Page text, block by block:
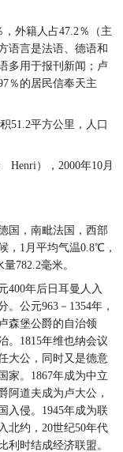
外籍人占47.2％（主
语言是法语、德语和
多用于报刊新闻；卢
％的居民信奉天主
51.2平方公里，人口
），2000年10月
国，南毗法国，西部
，1月平均气温0.8℃，
782.2毫米。
400年后日耳曼人入
公元963－1354年，
森堡公爵的自治领
。1815年维也纳会议
大公，同时又是德意
家。1867年成为中立
阿道夫成为卢大公，
入侵。1945年成为联
北约，20世纪50年代
利时结成经济联盟。